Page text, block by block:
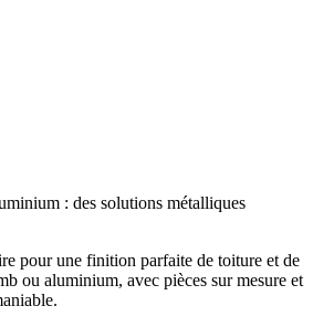
: des solutions métalliques
pour une finition parfaite de toiture et de
ou aluminium, avec pièces sur mesure et